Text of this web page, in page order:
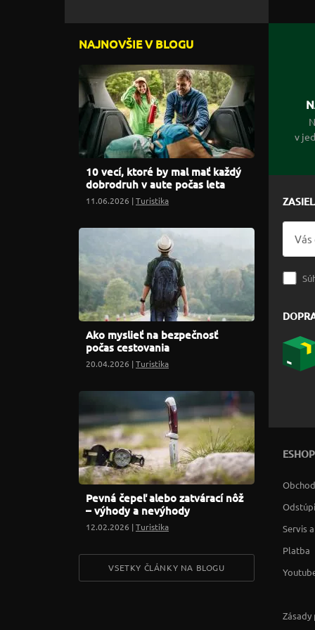
NAJNOVŠIE V BLOGU
10 vecí, ktoré by mal mať každý
dobrodruh v aute počas leta
11.06.2026 |Turistika
Ako myslieť na bezpečnosť
počas cestovania
20.04.2026 |Turistika
Pevná čepeľ alebo zatvárací nôž
– výhody a nevýhody
12.02.2026 |Turistika
VSETKY ČLÁNKY NA BLOGU
v
Servis
Platba